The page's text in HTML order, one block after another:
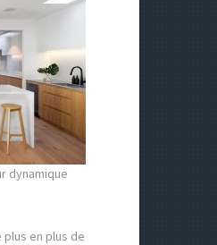
dynamique
en plus de